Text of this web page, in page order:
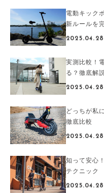
電動キック
新ルールを
2025.04.28
実測比較！
る？徹底解
2025.04.28
どっちが私
徹底比較
2025.04.28
知って安心
テクニック
2025.04.28